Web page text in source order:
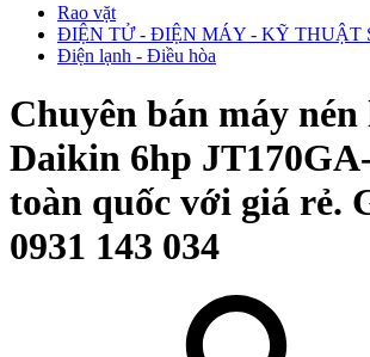
Rao vặt
ĐIỆN TỬ - ĐIỆN MÁY - KỸ THUẬT
Điện lạnh - Điều hòa
Chuyên bán máy nén
Daikin 6hp
toàn quốc với giá rẻ.
0931 143 034